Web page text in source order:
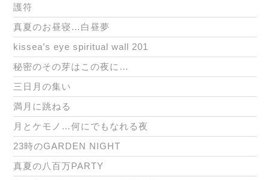
護符
真夏のお昼寝…白昼夢
kissea’s eye spiritual wall 201
秘密のその芽はこの夜に…
三日月の集い
満月に跳ねる
月とケモノ…何にでもなれる夜
23時のGARDEN NIGHT
真夏の八百万PARTY